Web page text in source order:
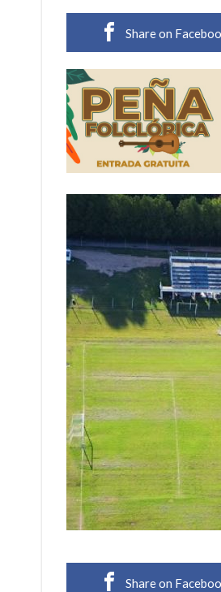
Vuelve el
Share on
Share on